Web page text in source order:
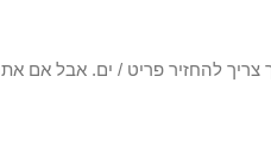
החלפה ואינך צריך להחזיר פריט / ים.